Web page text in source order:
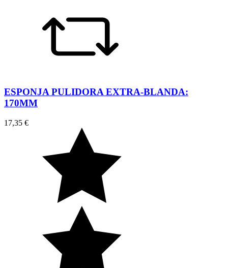
ESPONJA PULIDORA EXTRA-BLANDA:
170MM
17,35 €